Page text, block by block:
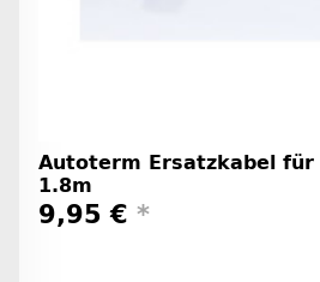
Autoterm Ersatzkabel für
1.8m
9,95 € *